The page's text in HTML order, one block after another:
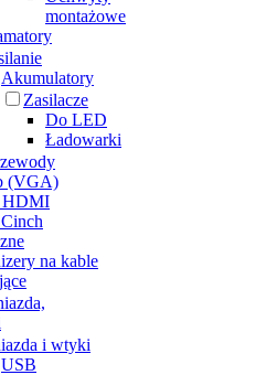
montażowe
Akumulatory
Zasilacze
Do LED
Ładowarki
(VGA)
na kable
i wtyki
USB